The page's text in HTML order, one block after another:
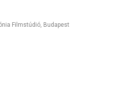
Filmstúdió, Budapest